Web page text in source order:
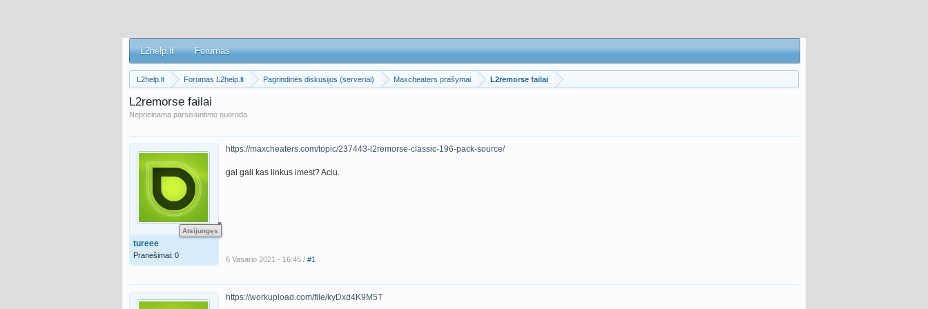
L2help.lt Forumas
L2help.lt Forumas L2help.lt Pagrindinės diskusijos (serveriai) Maxcheaters prašymai L2remorse failai
L2remorse failai
Neprieinama parsisiuntimo nuoroda
Atsijungęs
tureee
Pranešimai: 0
https://maxcheaters.com/topic/237443-l2remorse-classic-196-pack-source/
gal gali kas linkus imest? Aciu.
6 Vasario 2021 - 16:45 / #1
https://workupload.com/file/kyDxd4K9M5T